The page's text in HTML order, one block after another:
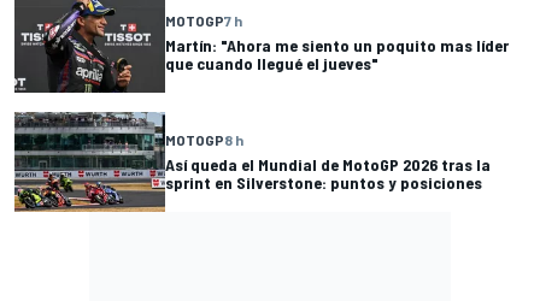
MOTOGP7 h
Martín: "Ahora me siento un poquito mas líder
que cuando llegué el jueves"
MOTOGP8 h
Así queda el Mundial de MotoGP 2026 tras la
sprint en Silverstone: puntos y posiciones